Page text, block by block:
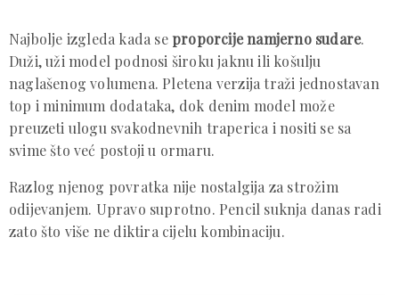
Najbolje izgleda kada seproporcije namjerno sudare.
Duži, uži model podnosi široku jaknu ili košulju
naglašenog volumena. Pletena verzija traži jednostavan
top i minimum dodataka, dok denim model može
preuzeti ulogu svakodnevnih traperica i nositi se sa
svime što već postoji u ormaru.
Razlog njenog povratka nije nostalgija za strožim
odijevanjem. Upravo suprotno. Pencil suknja danas radi
zato što više ne diktira cijelu kombinaciju.